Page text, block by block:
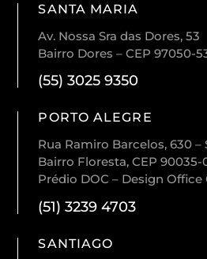
SANTA MARIA
Av. Nossa Sra das Dores, 53
Bairro Dores – CEP 97050-
(55) 3025 9350
PORTO ALEGRE
Rua Ramiro Barcelos, 630 –
Bairro Floresta, CEP 90035-
Prédio DOC – Design Office
(51) 3239 4703
SANTIAGO